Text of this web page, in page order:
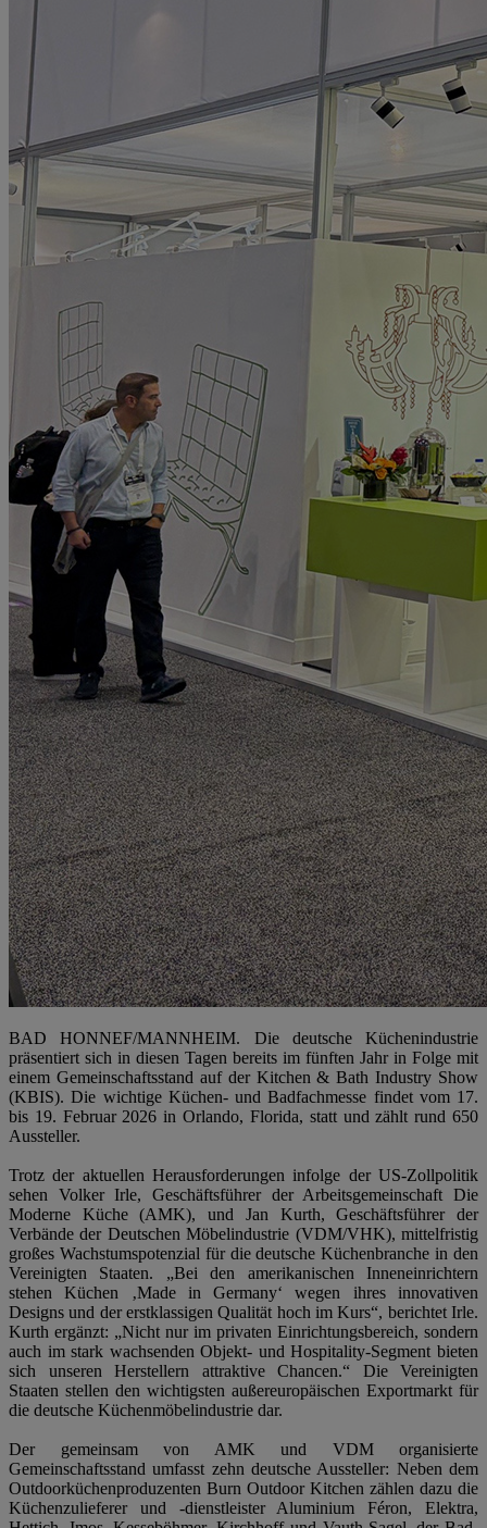
BAD HONNEF/MANNHEIM. Die deutsche Küchenindustrie
präsentiert sich in diesen Tagen bereits im fünften Jahr in Folge mit
einem Gemeinschaftsstand auf der Kitchen & Bath Industry Show
(KBIS). Die wichtige Küchen- und Badfachmesse findet vom 17.
bis 19. Februar 2026 in Orlando, Florida, statt und zählt rund 650
Aussteller.
Trotz der aktuellen Herausforderungen infolge der US-Zollpolitik
sehen Volker Irle, Geschäftsführer der Arbeitsgemeinschaft Die
Moderne Küche (AMK), und Jan Kurth, Geschäftsführer der
Verbände der Deutschen Möbelindustrie (VDM/VHK), mittelfristig
großes Wachstumspotenzial für die deutsche Küchenbranche in den
Vereinigten Staaten. „Bei den amerikanischen Inneneinrichtern
stehen Küchen ‚Made in Germany‘ wegen ihres innovativen
Designs und der erstklassigen Qualität hoch im Kurs“, berichtet Irle.
Kurth ergänzt: „Nicht nur im privaten Einrichtungsbereich, sondern
auch im stark wachsenden Objekt- und Hospitality-Segment bieten
sich unseren Herstellern attraktive Chancen.“ Die Vereinigten
Staaten stellen den wichtigsten außereuropäischen Exportmarkt für
die deutsche Küchenmöbelindustrie dar.
Der gemeinsam von AMK und VDM organisierte
Gemeinschaftsstand umfasst zehn deutsche Aussteller: Neben dem
Outdoorküchenproduzenten Burn Outdoor Kitchen zählen dazu die
Küchenzulieferer und -dienstleister Aluminium Féron, Elektra,